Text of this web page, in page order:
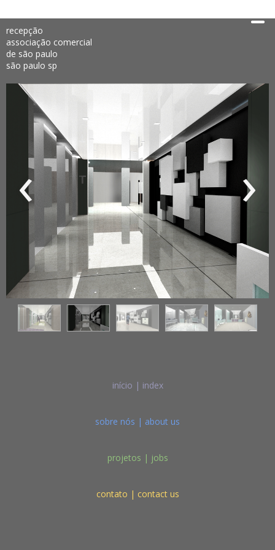
recepção
associação comercial
de são paulo
são paulo sp
‹ ›
início | index
sobre nós | about us
projetos | jobs
contato | contact us